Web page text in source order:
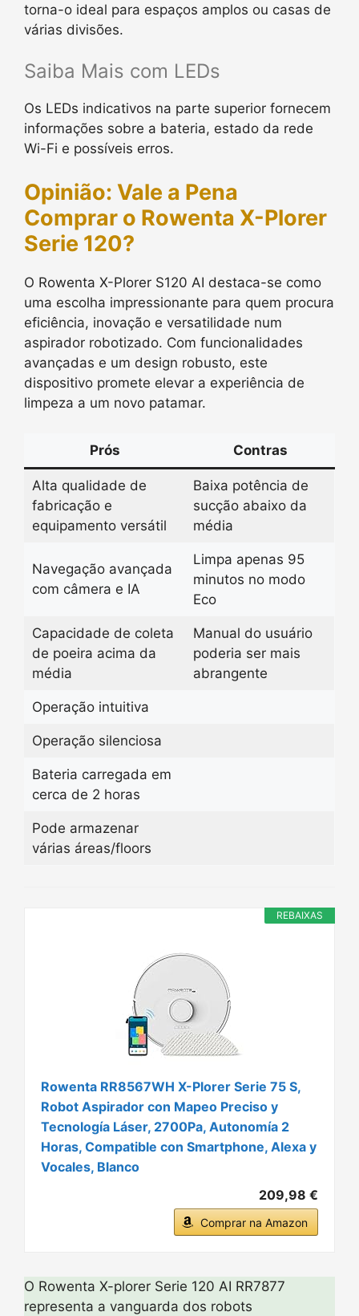
torna-o ideal para espaços amplos ou casas de
várias divisões.
Saiba Mais com LEDs
Os LEDs indicativos na parte superior fornecem
informações sobre a bateria, estado da rede
Wi-Fi e possíveis erros.
Opinião: Vale a Pena
Comprar o Rowenta X-Plorer
Serie 120?
O Rowenta X-Plorer S120 AI destaca-se como
uma escolha impressionante para quem procura
eficiência, inovação e versatilidade num
aspirador robotizado. Com funcionalidades
avançadas e um design robusto, este
dispositivo promete elevar a experiência de
limpeza a um novo patamar.
Prós Contras
Alta qualidade de
fabricação e
equipamento versátil
Baixa potência de
sucção abaixo da
média
Navegação avançada
com câmera e IA
Limpa apenas 95
minutos no modo
Eco
Capacidade de coleta
de poeira acima da
média
Manual do usuário
poderia ser mais
abrangente
Operação intuitiva
Operação silenciosa
Bateria carregada em
cerca de 2 horas
Pode armazenar
várias áreas/floors
REBAIXAS
Rowenta RR8567WH X-Plorer Serie 75 S,
Robot Aspirador con Mapeo Preciso y
Tecnología Láser, 2700Pa, Autonomía 2
Horas, Compatible con Smartphone, Alexa y
Vocales, Blanco
209,98 €
Comprar na Amazon
O Rowenta X-plorer Serie 120 AI RR7877
representa a vanguarda dos robots